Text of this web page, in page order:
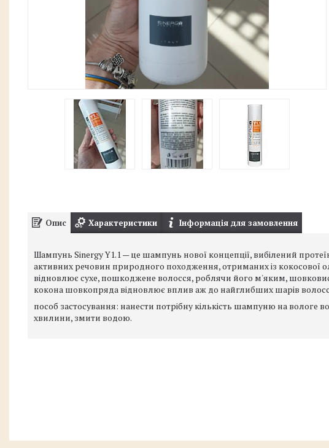
Опис Характеристики Інформація для замовлення
Шампунь Sinergy Y1.1 — це шампунь нової концепції, вибілений
активних речовин природного походження, отриманих із кокосової
відновлює сухе, пошкоджене волосся, роблячи його м'яким,
кокона шовкопряда відновлює вплив аж до найглибших шарів
пособ застосування: нанести потрібну кількість шампуню на вологе
хвилини, змити водою.